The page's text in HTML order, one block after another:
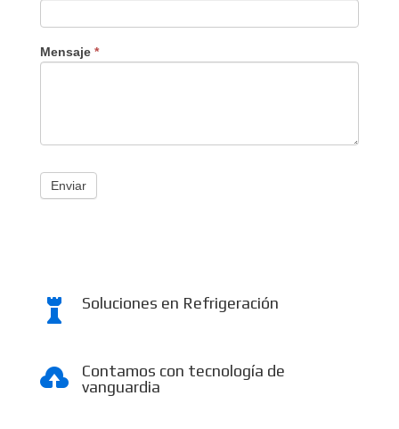
Mensaje *
Enviar
 Soluciones en Refrigeración

Contamos con tecnología de
vanguardia